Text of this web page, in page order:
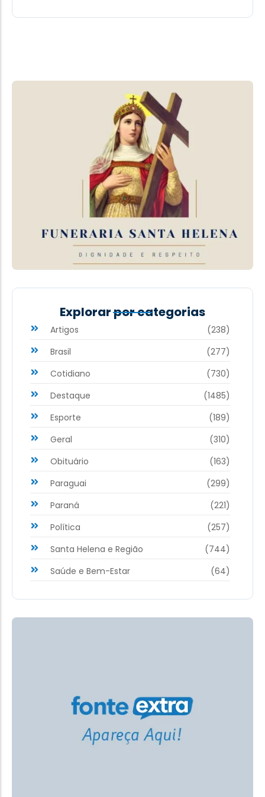
Explorar por categorias
Artigos
(238)
Brasil
(277)
Cotidiano
(730)
Destaque
(1485)
Esporte
(189)
Geral
(310)
Obituário
(163)
Paraguai
(299)
Paraná
(221)
Política
(257)
Santa Helena e Região
(744)
Saúde e Bem-Estar
(64)